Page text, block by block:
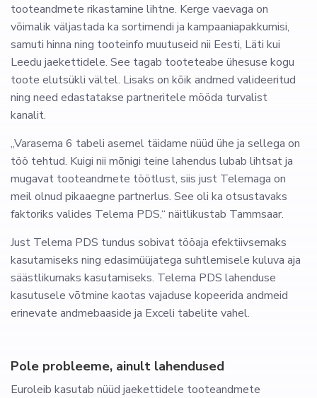
tooteandmete rikastamine lihtne. Kerge vaevaga on
võimalik väljastada ka sortimendi ja kampaaniapakkumisi,
samuti hinna ning tooteinfo muutuseid nii Eesti, Läti kui
Leedu jaekettidele. See tagab tooteteabe ühesuse kogu
toote elutsükli vältel. Lisaks on kõik andmed valideeritud
ning need edastatakse partneritele mööda turvalist
kanalit.
„Varasema 6 tabeli asemel täidame nüüd ühe ja sellega on
töö tehtud. Kuigi nii mõnigi teine lahendus lubab lihtsat ja
mugavat tooteandmete töötlust, siis just Telemaga on
meil olnud pikaaegne partnerlus. See oli ka otsustavaks
faktoriks valides Telema PDS,“ näitlikustab Tammsaar.
Just Telema PDS tundus sobivat tööaja efektiivsemaks
kasutamiseks ning edasimüüjatega suhtlemisele kuluva aja
säästlikumaks kasutamiseks. Telema PDS lahenduse
kasutusele võtmine kaotas vajaduse kopeerida andmeid
erinevate andmebaaside ja Exceli tabelite vahel.
Pole probleeme, ainult lahendused
Euroleib kasutab nüüd jaekettidele tooteandmete